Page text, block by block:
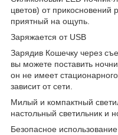
цветов) от прикосновений
приятный на ощупь.
Заряжается от USB
Зарядив Кошечку через
вы можете поставить
он не имеет
зависит от сети.
Милый и компактный
настольный светильник и
Безопасное использование